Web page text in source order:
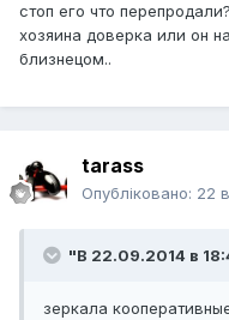
стоп его что
хозяина доверка или он
близнецом..
tarass
Опубліковано: 22
"В 22.09.2014 в
зеркала